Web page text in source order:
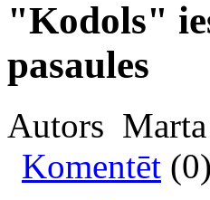
"Kodols"
pasaules
Autors Marta
Komentēt (0)